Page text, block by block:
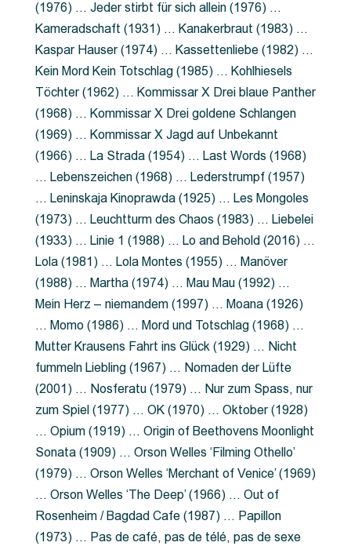
(1976) … Jeder stirbt für sich allein (1976) …
Kameradschaft (1931) … Kanakerbraut (1983) …
Kaspar Hauser (1974) … Kassettenliebe (1982) …
Kein Mord Kein Totschlag (1985) … Kohlhiesels
Töchter (1962) … Kommissar X Drei blaue Panther
(1968) … Kommissar X Drei goldene Schlangen
(1969) … Kommissar X Jagd auf Unbekannt
(1966) … La Strada (1954) … Last Words (1968)
… Lebenszeichen (1968) … Lederstrumpf (1957)
… Leninskaja Kinoprawda (1925) … Les Mongoles
(1973) … Leuchtturm des Chaos (1983) … Liebelei
(1933) … Linie 1 (1988) … Lo and Behold (2016) …
Lola (1981) … Lola Montes (1955) … Manöver
(1988) … Martha (1974) … Mau Mau (1992) …
Mein Herz – niemandem (1997) … Moana (1926)
… Momo (1986) … Mord und Totschlag (1968) …
Mutter Krausens Fahrt ins Glück (1929) … Nicht
fummeln Liebling (1967) … Nomaden der Lüfte
(2001) … Nosferatu (1979) … Nur zum Spass, nur
zum Spiel (1977) … OK (1970) … Oktober (1928)
… Opium (1919) … Origin of Beethovens Moonlight
Sonata (1909) … Orson Welles ‘Filming Othello’
(1979) … Orson Welles ‘Merchant of Venice’ (1969)
… Orson Welles ‘The Deep’ (1966) … Out of
Rosenheim / Bagdad Cafe (1987) … Papillon
(1973) … Pas de café, pas de télé, pas de sexe